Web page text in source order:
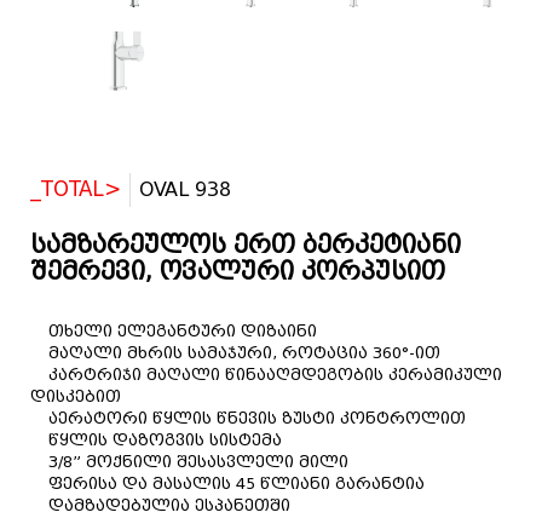
_TOTAL> OVAL 938
სამზარეულოს ერთ ბერკეტიანი
შემრევი, ოვალური კორპუსით
თხელი ელეგანტური დიზაინი
მაღალი მხრის სამაჯური, როტაცია 360°-ით
კარტრიჯი მაღალი წინააღმდეგობის კერამიკული
დისკებით
აერატორი წყლის წნევის ზუსტი კონტროლით
წყლის დაზოგვის სისტემა
3/8” მოქნილი შესასვლელი მილი
ფერისა და მასალის 45 წლიანი გარანტია
დამზადებულია ესპანეთში